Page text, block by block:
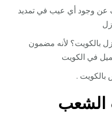
عن وجود أي عيب في تمديد
بالكويت؟ لأنه مضمون
في الكويت
بالكويت .
الشعب